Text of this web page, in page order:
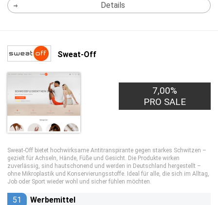
Details
Sweat-Off
7,00%
PRO SALE
Sweat-Off bietet hochwirksame Antitranspirante gegen starkes Schwitzen –
gezielt für Achseln, Hände, Füße und Gesicht. Die Produkte wirken
zuverlässig, sind hautschonend und werden in Deutschland hergestellt –
ohne Mikroplastik und Konservierungsstoffe. Ideal für alle, die sich im Alltag,
Job oder Sport wieder wohl und sicher fühlen möchten.
51 Werbemittel